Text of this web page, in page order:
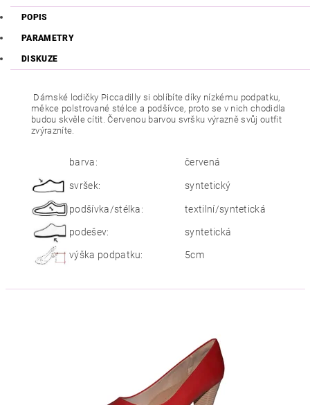
POPIS
PARAMETRY
DISKUZE
Dámské lodičky Piccadilly si oblíbíte díky nízkému podpatku,
měkce polstrované stélce a podšívce, proto se v nich chodidla
budou skvěle cítit. Červenou barvou svršku výrazně svůj outfit
zvýrazníte.
barva: červená
svršek: syntetický
podšívka/stélka: textilní/syntetická
podešev: syntetická
výška podpatku: 5cm